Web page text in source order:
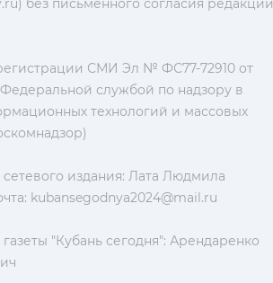
без письменного согласия редакции
СМИ Эл № ФС77-72910 от
Федеральной службой по надзору в
технологий и массовых
издания: Лата Людмила
kubansegodnya2024@mail.ru
"Кубань сегодня": Арендаренко